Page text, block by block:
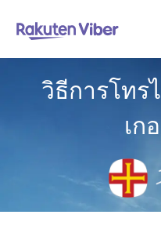
วิธีการโทร
เก